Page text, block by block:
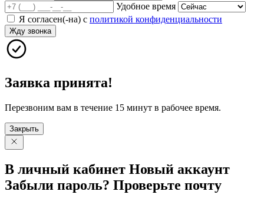
Удобное время
Я согласен(-на) с политикой конфиденциальности
Жду звонка
Заявка принята!
Перезвоним вам в течение 15 минут в рабочее время.
Закрыть
В личный кабинет Новый аккаунт
Забыли пароль? Проверьте почту